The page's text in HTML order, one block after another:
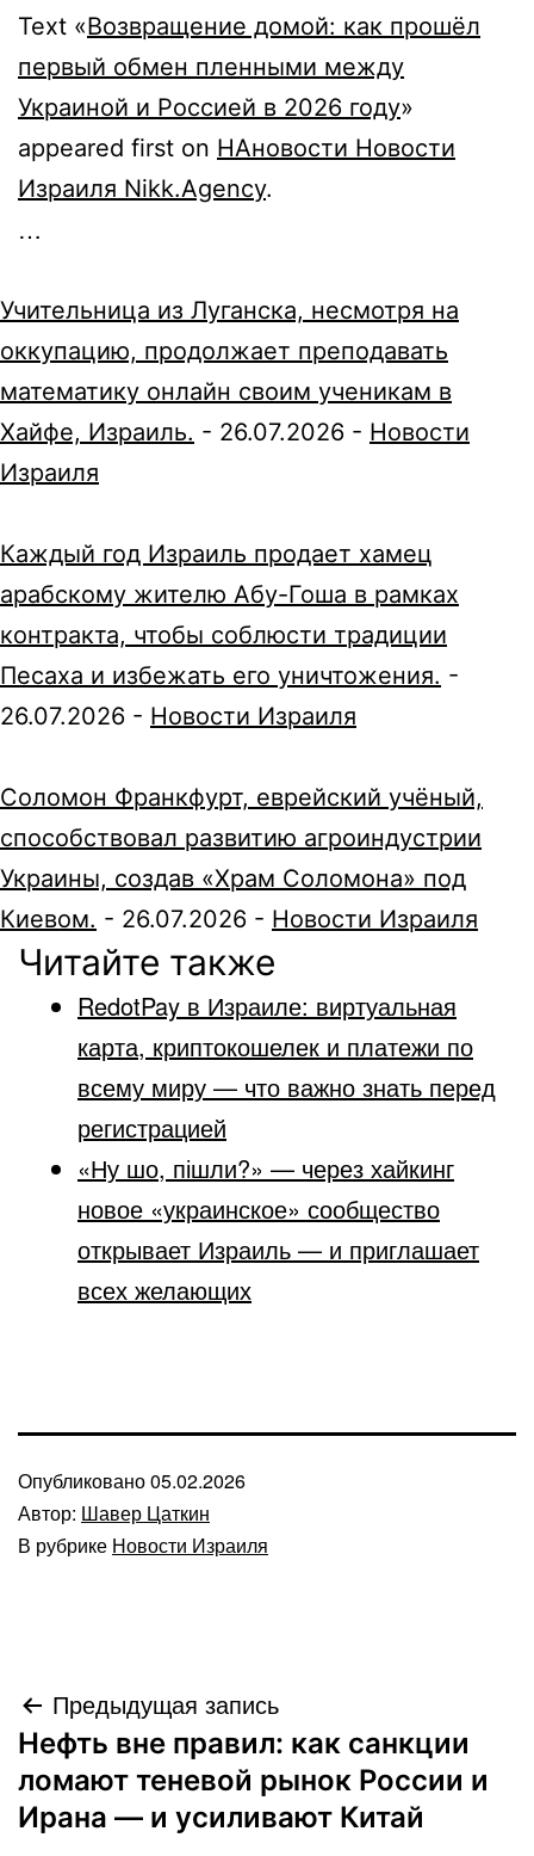
Text «Возвращение домой: как прошёл
первый обмен пленными между
Украиной и Россией в 2026 году»
appeared first on НАновости Новости
Израиля Nikk.Agency.
…
Учительница из Луганска, несмотря на
оккупацию, продолжает преподавать
математику онлайн своим ученикам в
Хайфе, Израиль. - 26.07.2026 - Новости
Израиля
Каждый год Израиль продает хамец
арабскому жителю Абу-Гоша в рамках
контракта, чтобы соблюсти традиции
Песаха и избежать его уничтожения. -
26.07.2026 - Новости Израиля
Соломон Франкфурт, еврейский учёный,
способствовал развитию агроиндустрии
Украины, создав «Храм Соломона» под
Киевом. - 26.07.2026 - Новости Израиля
Читайте также
RedotPay в Израиле: виртуальная
карта, криптокошелек и платежи по
всему миру — что важно знать перед
регистрацией
«Ну шо, пішли?» — через хайкинг
новое «украинское» сообщество
открывает Израиль — и приглашает
всех желающих
Опубликовано05.02.2026
Автор: Шавер Цаткин
В рубрике Новости Израиля
Навигация
по
записям
Предыдущая запись
Нефть вне правил: как санкции
ломают теневой рынок России и
Ирана — и усиливают Китай